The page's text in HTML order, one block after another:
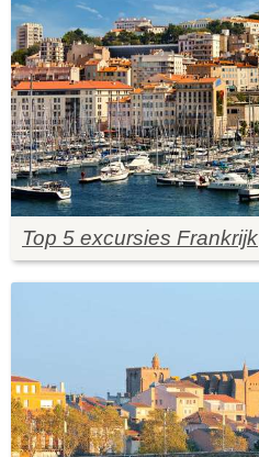
Top 5 excursies Frankrijk